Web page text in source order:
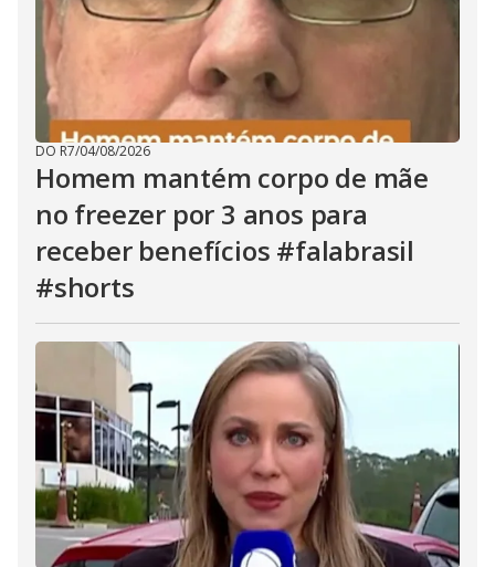
DO R7/04/08/2026
Homem mantém corpo de mãe
no freezer por 3 anos para
receber benefícios #falabrasil
#shorts